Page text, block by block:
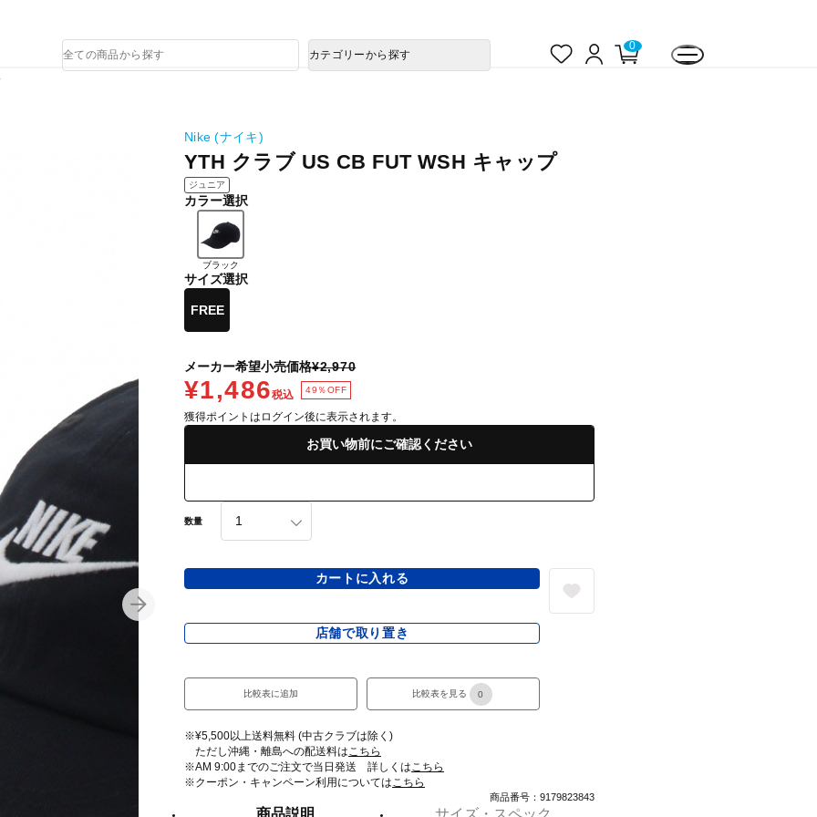
ロ
0
品
検
カテゴリーから探す
Nike (ナイキ)
YTH クラブ US CB FUT WSH キャップ
ジュニア
カラー選択
ブラック
サイズ選択
FREE
メーカー希望小売価格¥2,970
¥1,486税込 49％OFF
獲得ポイントはログイン後に表示されます。
お買い物前にご確認ください
数量
カートに入れる
店舗で取り置き
比較表に追加 比較表を見る 0
※¥5,500以上送料無料 (中古クラブは除く)
ただし沖縄・離島への配送料はこちら
※AM 9:00までのご注文で当日発送 詳しくはこちら
※クーポン・キャンペーン利用についてはこちら
商品番号：9179823843
商品説明 サイズ・スペック